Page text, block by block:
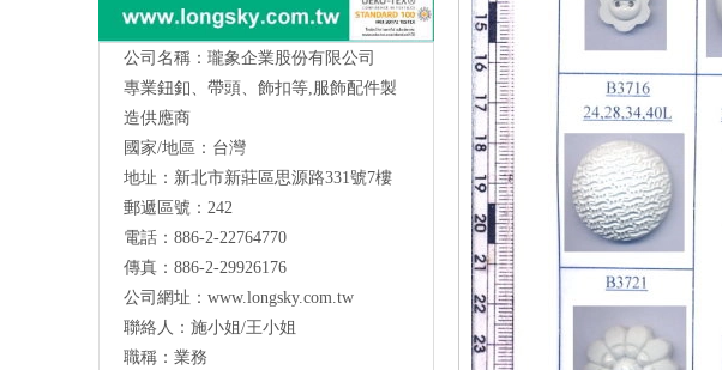
Long Sky- 服裝輔料、鈕扣、扣環、繩扣、
服飾配件製造供應
公司名稱：瓏象企業股份有限公司
專業鈕釦、帶頭、飾扣等,服飾配件製
造供應商
國家/地區：台灣
地址：新北市新莊區思源路331號7樓
郵遞區號：242
電話：886-2-22764770
傳真：886-2-29926176
公司網址： www.longsky.com.tw
聯絡人：施小姐/王小姐
職稱：業務